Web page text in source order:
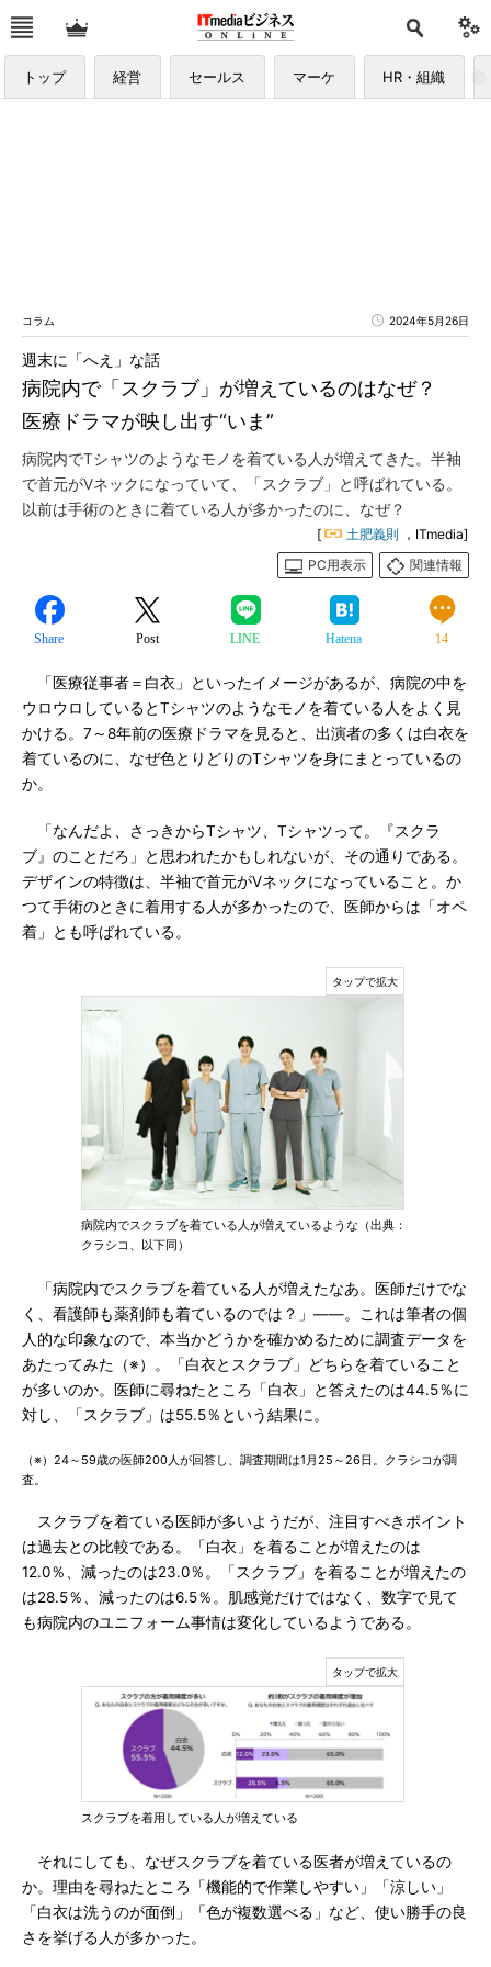
トップ 経営 セールス マーケ HR・組織
コラム 2024年5月26日
病院内で「スクラブ」が増えているのはなぜ？
医療ドラマが映し出す“いま”
週末に「へえ」な話
病院内でTシャツのようなモノを着ている人が増えてきた。半袖
で首元がVネックになっていて、「スクラブ」と呼ばれている。
以前は手術のときに着ている人が多かったのに、なぜ？
[ 土肥義則 ，ITmedia]
PC用表示
関連情報
Share Post LINE Hatena 14
「医療従事者＝白衣」といったイメージがあるが、病院の中を
ウロウロしているとTシャツのようなモノを着ている人をよく見
かける。7～8年前の医療ドラマを見ると、出演者の多くは白衣を
着ているのに、なぜ色とりどりのTシャツを身にまとっているの
か。
「なんだよ、さっきからTシャツ、Tシャツって。『スクラ
ブ』のことだろ」と思われたかもしれないが、その通りである。
デザインの特徴は、半袖で首元がVネックになっていること。か
つて手術のときに着用する人が多かったので、医師からは「オペ
着」とも呼ばれている。
病院内でスクラブを着ている人が増えているような（出典：
クラシコ、以下同）
「病院内でスクラブを着ている人が増えたなあ。医師だけでな
く、看護師も薬剤師も着ているのでは？」――。これは筆者の個
人的な印象なので、本当かどうかを確かめるために調査データを
あたってみた（※）。「白衣とスクラブ」どちらを着ていること
が多いのか。医師に尋ねたところ「白衣」と答えたのは44.5％に
対し、「スクラブ」は55.5％という結果に。
（※）24～59歳の医師200人が回答し、調査期間は1月25～26日。クラシコが調
査。
スクラブを着ている医師が多いようだが、注目すべきポイント
は過去との比較である。「白衣」を着ることが増えたのは
12.0％、減ったのは23.0％。「スクラブ」を着ることが増えたの
は28.5％、減ったのは6.5％。肌感覚だけではなく、数字で見て
も病院内のユニフォーム事情は変化しているようである。
スクラブを着用している人が増えている
それにしても、なぜスクラブを着ている医者が増えているの
か。理由を尋ねたところ「機能的で作業しやすい」「涼しい」
「白衣は洗うのが面倒」「色が複数選べる」など、使い勝手の良
さを挙げる人が多かった。